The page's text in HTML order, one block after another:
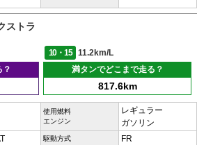
ストラ
10・15
11.2km/L
？
満タンでどこまで走る？
817.6km
使用燃料
エンジン
レギュラー
ガソリン
駆動方式 FR